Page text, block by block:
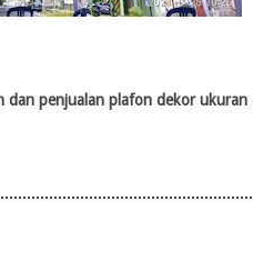
dan penjualan plafon dekor